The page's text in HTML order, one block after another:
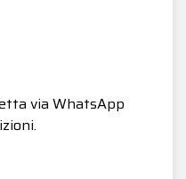
via WhatsApp